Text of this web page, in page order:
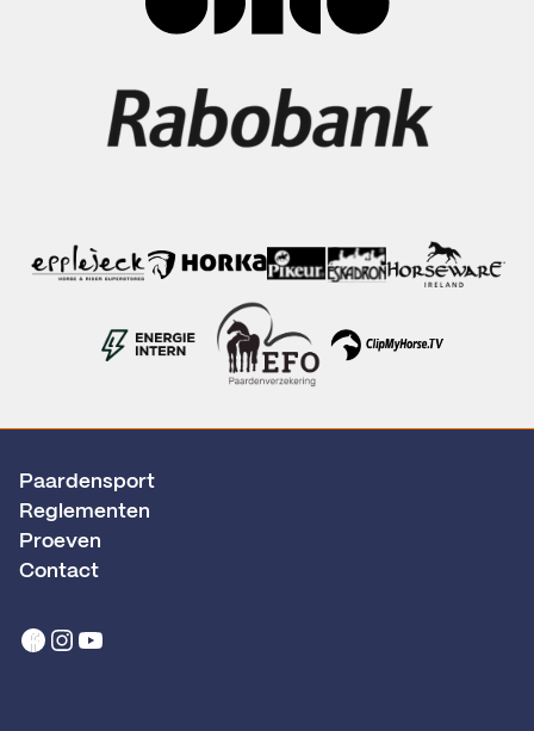
Paardensport
Reglementen
Proeven
Contact